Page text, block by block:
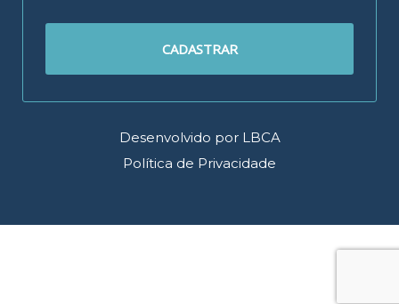
CADASTRAR
Desenvolvido por LBCA
Política de Privacidade